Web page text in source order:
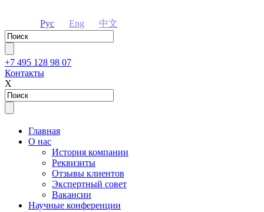
Рус Eng 中文
+7 495 128 98 07
Контакты
Х
Главная
О нас
История компании
Реквизиты
Отзывы клиентов
Экспертный совет
Вакансии
Научные конференции